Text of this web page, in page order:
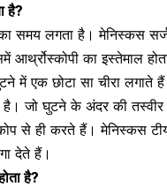
है?
समय लगता है। मेनिस्कस
आर्थ्रोस्कोपी का
एक छोटा सा चीरा लगाते
है। जो घुटने के अंदर की
से ही करते हैं। मेनिस्कस
देते हैं।
है?